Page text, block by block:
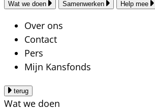
Wat we doen
Samenwerken Help mee
Over ons
Contact
Pers
Mijn Kansfonds
terug
Wat we doen